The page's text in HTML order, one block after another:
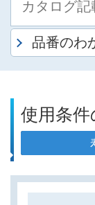
品番のわ
使用条件